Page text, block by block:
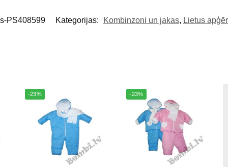
PS408599 Kategorijas: Kombinzoni un jakas, Lietus
-23% -23%